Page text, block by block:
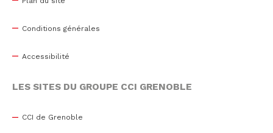
Conditions générales
Accessibilité
LES SITES DU GROUPE CCI GRENOBLE
CCI de Grenoble